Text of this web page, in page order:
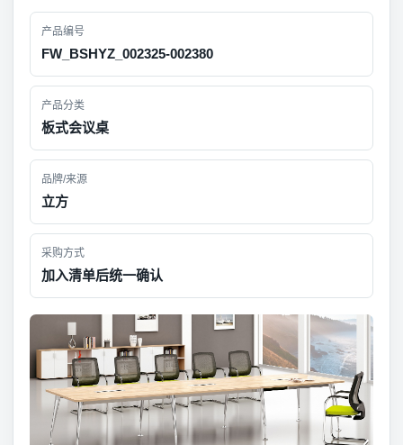
产品编号
FW_BSHYZ_002325-002380
产品分类
板式会议桌
品牌/来源
立方
采购方式
加入清单后统一确认